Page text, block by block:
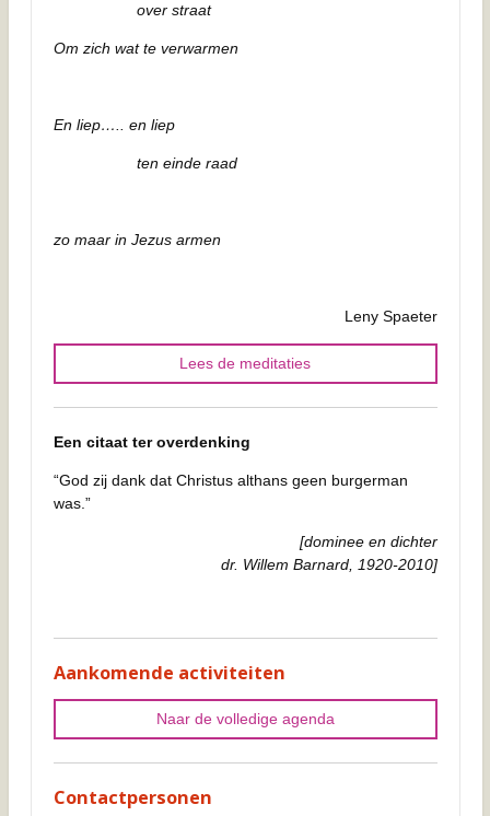
over straat
Om zich wat te verwarmen
En liep….. en liep
ten einde raad
zo maar in Jezus armen
Leny Spaeter
Lees de meditaties
Een citaat ter overdenking
“God zij dank dat Christus althans geen burgerman
was.”
[dominee en dichter
dr. Willem Barnard, 1920-2010]
Aankomende activiteiten
Naar de volledige agenda
Contactpersonen